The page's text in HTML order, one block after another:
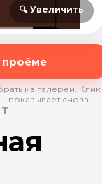
🔍 Увеличить
проёме
из галереи. Клик
показывает снова